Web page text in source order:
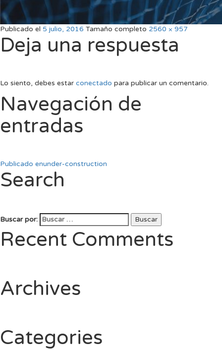
Publicado el 5 julio, 2016 Tamaño completo 2560 × 957
Deja una respuesta
Lo siento, debes estar conectado para publicar un comentario.
Navegación de
entradas
Publicado enunder-construction
Search
Buscar por: Buscar
Recent Comments
Archives
Categories